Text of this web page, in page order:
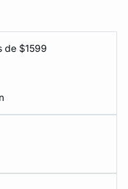
de $1599